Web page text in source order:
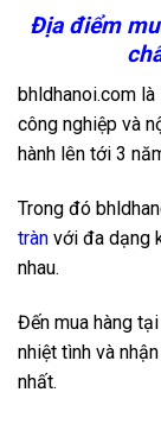
Địa điểm
bhldhanoi.com
công nghiệp và
hành lên tới 3
Trong đó
tràn với đa dạng
nhau.
Đến mua hàng
nhiệt tình và
nhất.